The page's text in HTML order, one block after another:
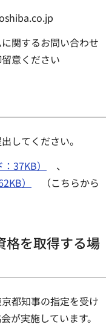
関するお問い合わせ
意ください
してください。
37KB）
、
）
（こちらから
格を取得する場
都知事の指定を受け
が実施しています。